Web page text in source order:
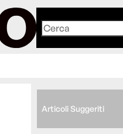
Articoli Suggeriti